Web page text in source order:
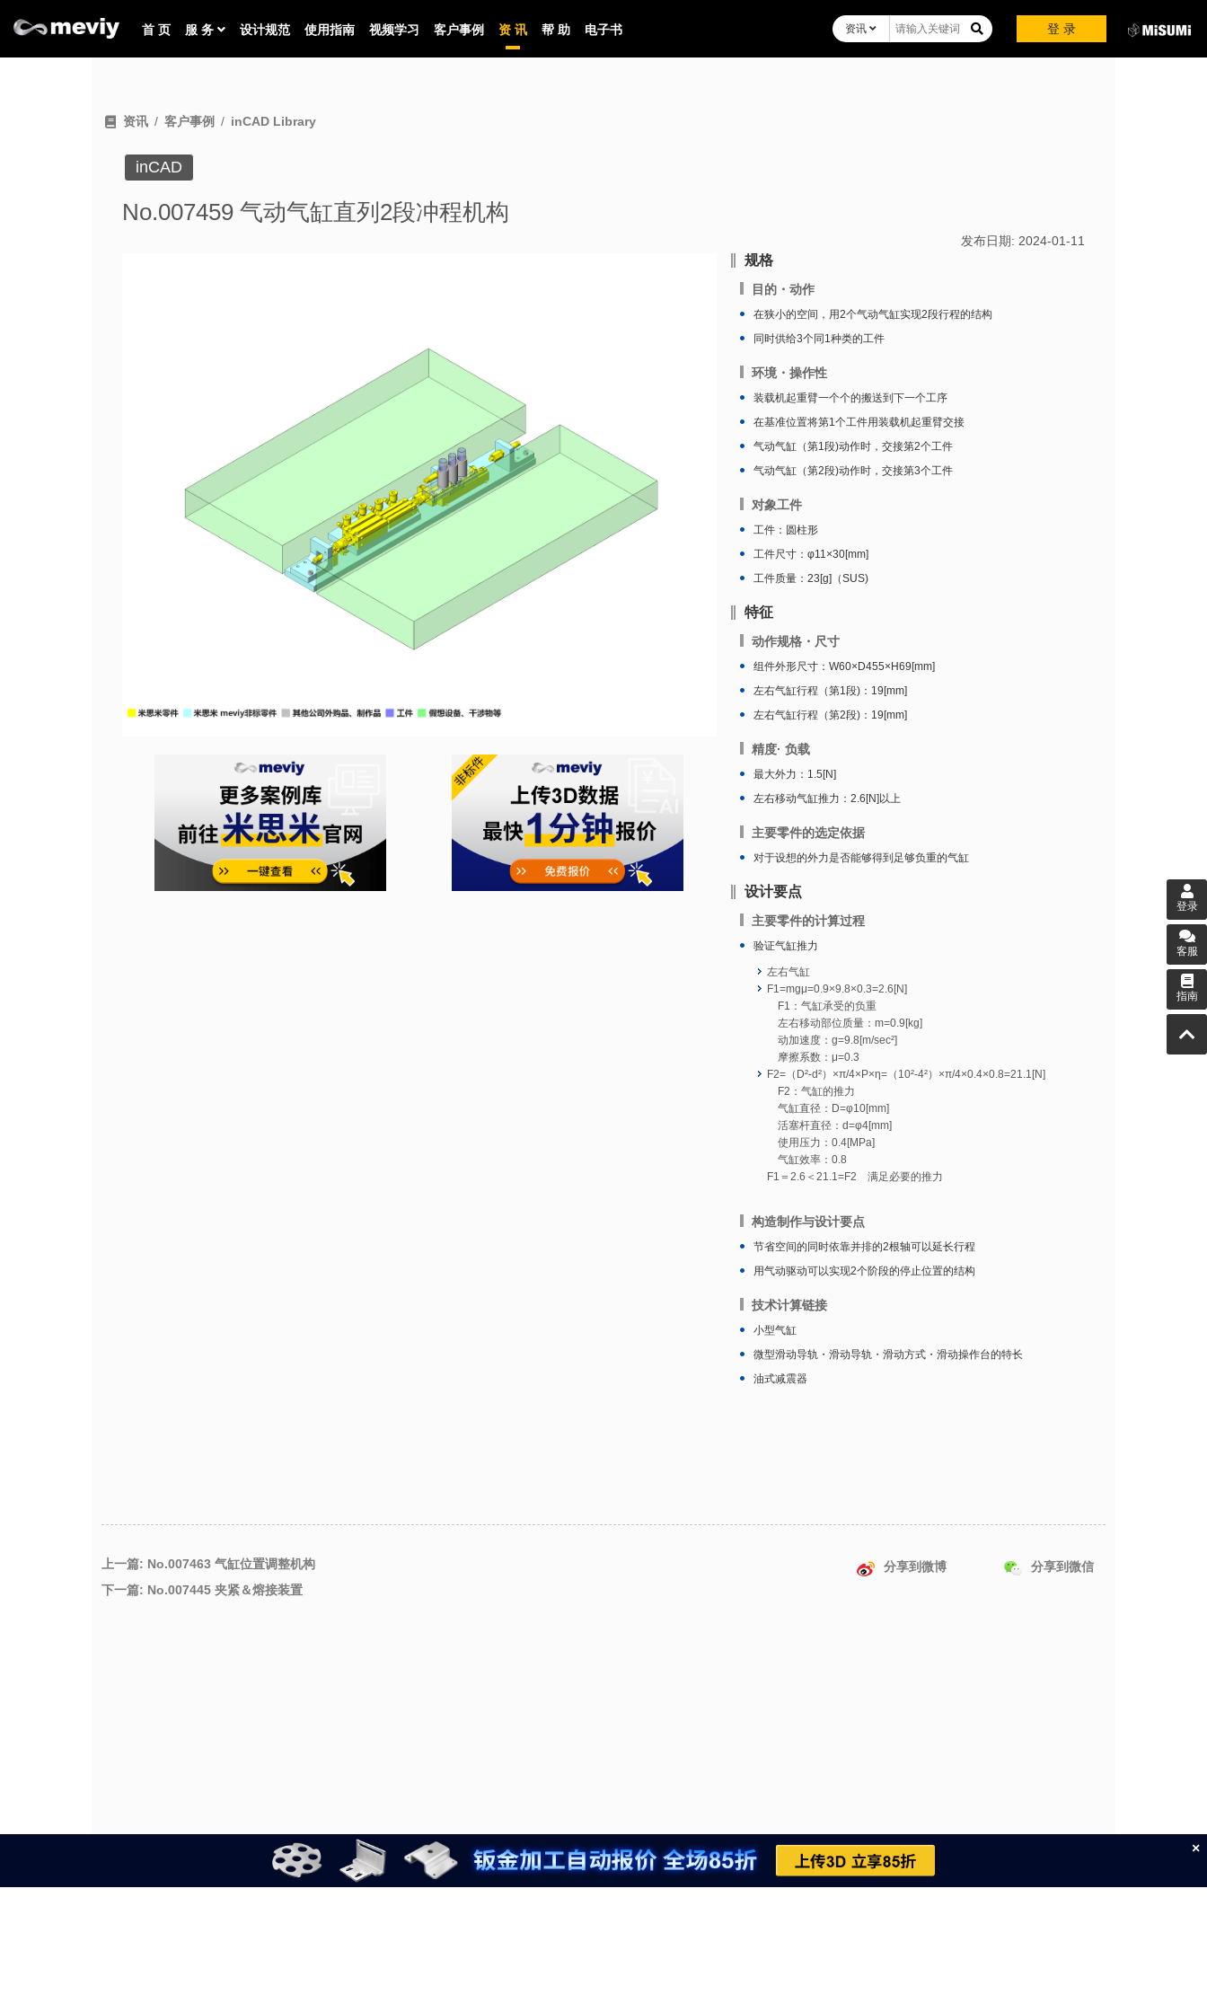
首 页 服 务 设计规范 使用指南 视频学习 客户事例 资 讯 帮 助 电子书 登 录
资讯
资讯 客户事例 inCAD Library
inCAD
No.007459 气动气缸直列2段冲程机构
发布日期: 2024-01-11
规格
目的・动作
在狭小的空间，用2个气动气缸实现2段行程的结构
同时供给3个同1种类的工件
环境・操作性
装载机起重臂一个个的搬送到下一个工序
在基准位置将第1个工件用装载机起重臂交接
气动气缸（第1段)动作时，交接第2个工件
气动气缸（第2段)动作时，交接第3个工件
对象工件
工件：圆柱形
工件尺寸：φ11×30[mm]
工件质量：23[g]（SUS)
特征
动作规格・尺寸
组件外形尺寸：W60×D455×H69[mm]
左右气缸行程（第1段)：19[mm]
左右气缸行程（第2段)：19[mm]
精度· 负载
最大外力：1.5[N]
左右移动气缸推力：2.6[N]以上
主要零件的选定依据
对于设想的外力是否能够得到足够负重的气缸
设计要点
主要零件的计算过程
验证气缸推力
左右气缸
F1=mgμ=0.9×9.8×0.3=2.6[N]
F1：气缸承受的负重
左右移动部位质量：m=0.9[kg]
动加速度：g=9.8[m/sec²]
摩擦系数：μ=0.3
F2=（D²-d²）×π/4×P×η=（10²-4²）×π/4×0.4×0.8=21.1[N]
F2：气缸的推力
气缸直径：D=φ10[mm]
活塞杆直径：d=φ4[mm]
使用压力：0.4[MPa]
气缸效率：0.8
F1＝2.6＜21.1=F2 满足必要的推力
构造制作与设计要点
节省空间的同时依靠并排的2根轴可以延长行程
用气动驱动可以实现2个阶段的停止位置的结构
技术计算链接
小型气缸
微型滑动导轨・滑动导轨・滑动方式・滑动操作台的特长
油式减震器
上一篇: No.007463 气缸位置调整机构
下一篇: No.007445 夹紧＆熔接装置
分享到微博 分享到微信
×
登录
客服
指南